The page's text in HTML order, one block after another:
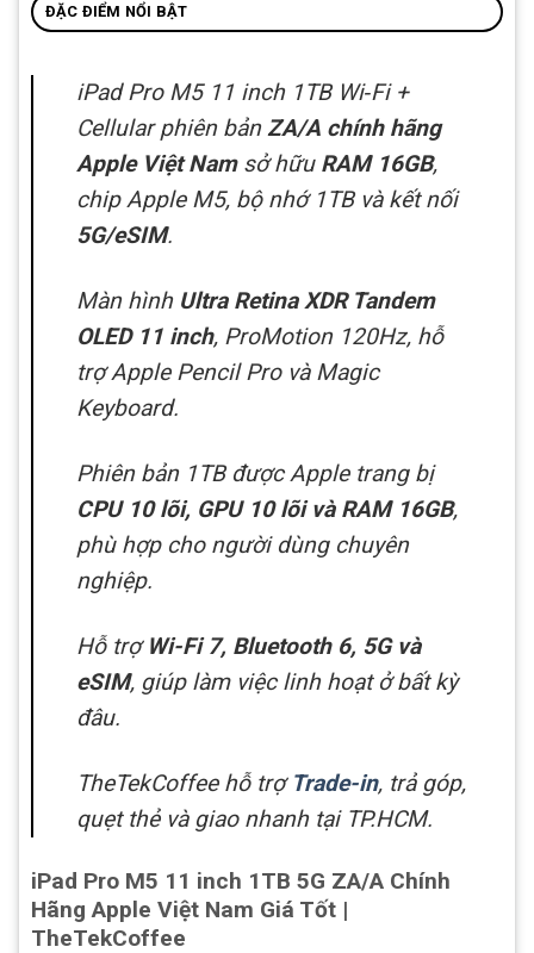
ĐẶC ĐIỂM NỔI BẬT
iPad Pro M5 11 inch 1TB Wi‑Fi +
Cellularphiên bảnZA/A chính hãng
Apple Việt Namsở hữu RAM 16GB,
chip Apple M5, bộ nhớ 1TB và kết nối
5G/eSIM.
Màn hình Ultra Retina XDR Tandem
OLED 11 inch, ProMotion 120Hz, hỗ
trợ Apple Pencil Pro và Magic
Keyboard.
Phiên bản 1TB được Apple trang bị
CPU 10 lõi, GPU 10 lõi và RAM 16GB,
phù hợp cho người dùng chuyên
nghiệp.
Hỗ trợ Wi-Fi 7, Bluetooth 6, 5G và
eSIM, giúp làm việc linh hoạt ở bất kỳ
đâu.
TheTekCoffee hỗ trợ Trade-in, trả góp,
quẹt thẻ và giao nhanh tại TP.HCM.
iPad Pro M5 11 inch 1TB 5G ZA/A Chính
Hãng Apple Việt Nam Giá Tốt |
TheTekCoffee